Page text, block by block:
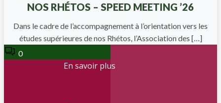
NOS RHÉTOS – SPEED MEETING ’26
Dans le cadre de l’accompagnement à l’orientation vers les
études supérieures de nos Rhétos, l’Association des […]
0
En savoir plus